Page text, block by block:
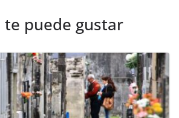
te puede gustar